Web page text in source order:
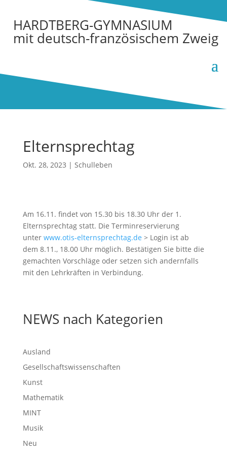
HARDTBERG-GYMNASIUM
mit deutsch-französischem Zweig
Elternsprechtag
Okt. 28, 2023 | Schulleben
Am 16.11. findet von 15.30 bis 18.30 Uhr der 1.
Elternsprechtag statt. Die Terminreservierung
unter www.otis-elternsprechtag.de > Login ist ab
dem 8.11., 18.00 Uhr möglich. Bestätigen Sie bitte die
gemachten Vorschläge oder setzen sich andernfalls
mit den Lehrkräften in Verbindung.
NEWS nach Kategorien
Ausland
Gesellschaftswissenschaften
Kunst
Mathematik
MINT
Musik
Neu